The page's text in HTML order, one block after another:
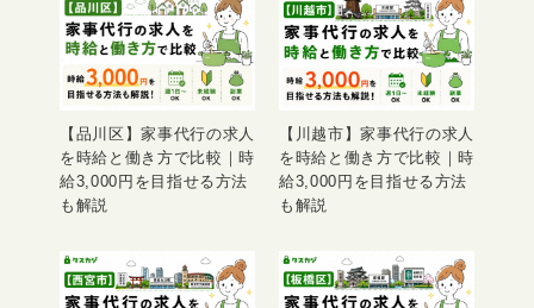
【品川区】家事代行の求人
を時給と働き方で比較｜時
給3,000円を目指せる方法
も解説
【川越市】家事代行の求人
を時給と働き方で比較｜時
給3,000円を目指せる方法
も解説